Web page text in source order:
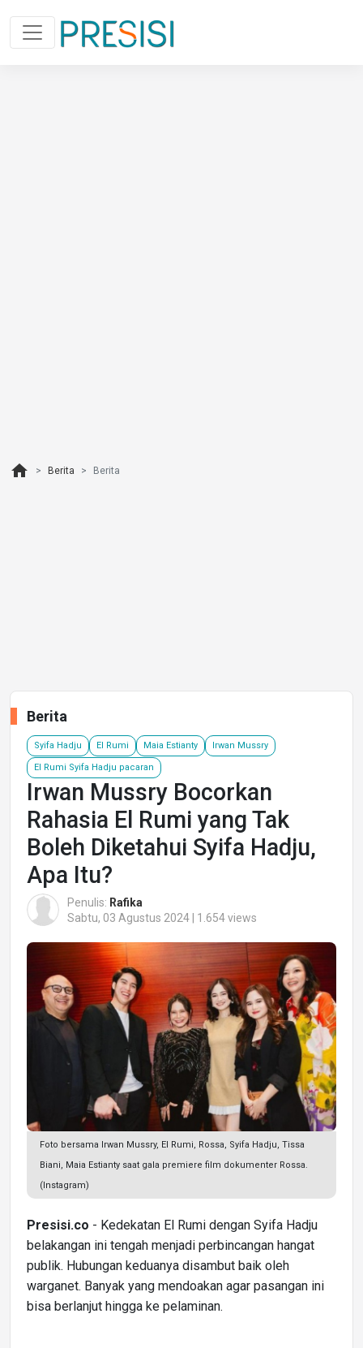
home Berita Berita
Berita
Syifa Hadju El Rumi Maia Estianty Irwan Mussry
El Rumi Syifa Hadju pacaran
Irwan Mussry Bocorkan
Rahasia El Rumi yang Tak
Boleh Diketahui Syifa Hadju,
Apa Itu?
Penulis: Rafika
Sabtu, 03 Agustus 2024 | 1.654 views
Foto bersama Irwan Mussry, El Rumi, Rossa, Syifa Hadju, Tissa
Biani, Maia Estianty saat gala premiere film dokumenter Rossa.
(Instagram)
Presisi.co - Kedekatan El Rumi dengan Syifa Hadju
belakangan ini tengah menjadi perbincangan hangat
publik. Hubungan keduanya disambut baik oleh
warganet. Banyak yang mendoakan agar pasangan ini
bisa berlanjut hingga ke pelaminan.